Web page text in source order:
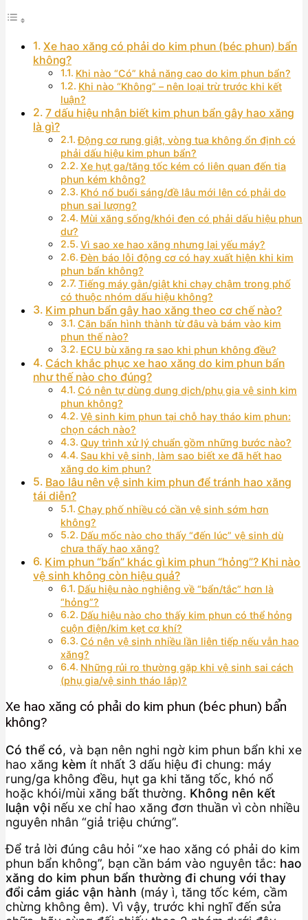
Xe hao xăng có phải do kim phun (béc phun) bẩn
không?
Khi nào “Có” khả năng cao do kim phun bẩn?
Khi nào “Không” – nên loại trừ trước khi kết
luận?
7 dấu hiệu nhận biết kim phun bẩn gây hao xăng
là gì?
Động cơ rung giật, vòng tua không ổn định có
phải dấu hiệu kim phun bẩn?
Xe hụt ga/tăng tốc kém có liên quan đến tia
phun kém không?
Khó nổ buổi sáng/đề lâu mới lên có phải do
phun sai lượng?
Mùi xăng sống/khói đen có phải dấu hiệu phun
dư?
Vì sao xe hao xăng nhưng lại yếu máy?
Đèn báo lỗi động cơ có hay xuất hiện khi kim
phun bẩn không?
Tiếng máy gằn/giật khi chạy chậm trong phố
có thuộc nhóm dấu hiệu không?
Kim phun bẩn gây hao xăng theo cơ chế nào?
Cặn bẩn hình thành từ đâu và bám vào kim
phun thế nào?
ECU bù xăng ra sao khi phun không đều?
Cách khắc phục xe hao xăng do kim phun bẩn
như thế nào cho đúng?
Có nên tự dùng dung dịch/phụ gia vệ sinh kim
phun không?
Vệ sinh kim phun tại chỗ hay tháo kim phun:
chọn cách nào?
Quy trình xử lý chuẩn gồm những bước nào?
Sau khi vệ sinh, làm sao biết xe đã hết hao
xăng do kim phun?
Bao lâu nên vệ sinh kim phun để tránh hao xăng
tái diễn?
Chạy phố nhiều có cần vệ sinh sớm hơn
không?
Dấu mốc nào cho thấy “đến lúc” vệ sinh dù
chưa thấy hao xăng?
Kim phun “bẩn” khác gì kim phun “hỏng”? Khi nào
vệ sinh không còn hiệu quả?
Dấu hiệu nào nghiêng về “bẩn/tắc” hơn là
“hỏng”?
Dấu hiệu nào cho thấy kim phun có thể hỏng
cuộn điện/kim kẹt cơ khí?
Có nên vệ sinh nhiều lần liên tiếp nếu vẫn hao
xăng?
Những rủi ro thường gặp khi vệ sinh sai cách
(phụ gia/vệ sinh tháo lắp)?
Xe hao xăng có phải do kim phun (béc phun) bẩn
không?
Có thể có, và bạn nên nghi ngờ kim phun bẩn khi xe
hao xăng kèm ít nhất 3 dấu hiệu đi chung: máy
rung/ga không đều, hụt ga khi tăng tốc, khó nổ
hoặc khói/mùi xăng bất thường. Không nên kết
luận vội nếu xe chỉ hao xăng đơn thuần vì còn nhiều
nguyên nhân “giả triệu chứng”.
Để trả lời đúng câu hỏi “xe hao xăng có phải do kim
phun bẩn không”, bạn cần bám vào nguyên tắc: hao
xăng do kim phun bẩn thường đi chung với thay
đổi cảm giác vận hành (máy ì, tăng tốc kém, cầm
chừng không êm). Vì vậy, trước khi nghĩ đến sửa